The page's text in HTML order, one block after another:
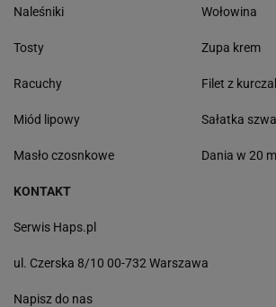
Naleśniki
Tosty
Racuchy
Miód lipowy
Masło czosnkowe
Wołowina
Zupa krem
Filet z
Sałatka
Dania w 20
KONTAKT
Serwis Haps.pl
ul. Czerska 8/10 00-732 Warszawa
Napisz do nas